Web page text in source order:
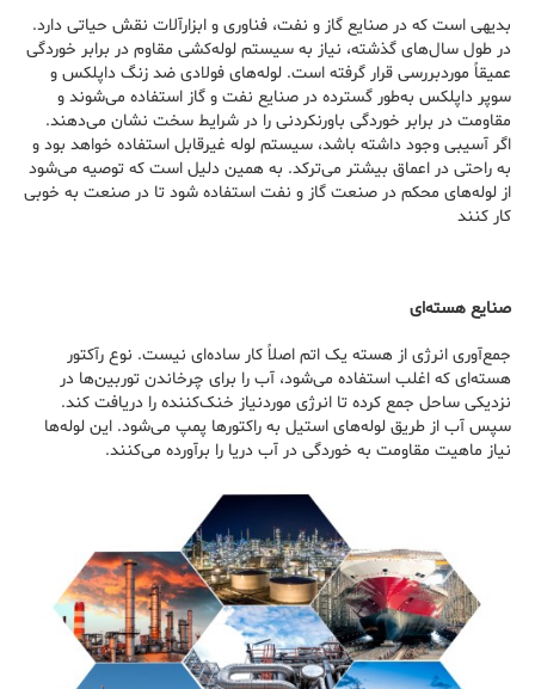
بدیهی است که در صنایع گاز و نفت، فناوری و ابزارآلات نقش حیاتی دارد.
در طول سال‌های گذشته، نیاز به سیستم لوله‌کشی مقاوم در برابر خوردگی
عمیقاً موردبررسی قرار گرفته است. لوله‌های فولادی ضد زنگ داپلکس و
سوپر داپلکس به‌طور گسترده در صنایع نفت و گاز استفاده می‌شوند و
مقاومت در برابر خوردگی باورنکردنی را در شرایط سخت نشان می‌دهند.
اگر آسیبی وجود داشته باشد، سیستم لوله غیرقابل استفاده خواهد بود و
به راحتی در اعماق بیشتر می‌ترکد. به همین دلیل است که توصیه می‌شود
از لوله‌های محکم در صنعت گاز و نفت استفاده شود تا در صنعت به خوبی
کار کنند
صنایع هسته‌ای
جمع‌آوری انرژی از هسته یک اتم اصلاً کار ساده‌ای نیست. نوع رآکتور
هسته‌ای که اغلب استفاده می‌شود، آب را برای چرخاندن توربین‌ها در
نزدیکی ساحل جمع کرده تا انرژی موردنیاز خنک‌کننده را دریافت کند.
سپس آب از طریق لوله‌های استیل به راکتورها پمپ می‌شود. این لوله‌ها
نیاز ماهیت مقاومت به خوردگی در آب دریا را برآورده می‌کنند.